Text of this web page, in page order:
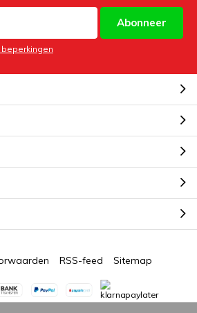
Abonneer
RSS-feed Sitemap